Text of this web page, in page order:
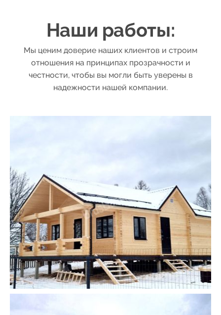
56
57
58
59
Наши работы:
Мы ценим доверие наших клиентов и строим
отношения на принципах прозрачности и
честности, чтобы вы могли быть уверены в
надежности нашей компании.